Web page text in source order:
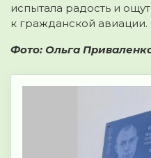
испытала радость и
к гражданской авиации.
Фото: Ольга